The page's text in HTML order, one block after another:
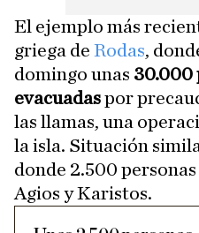
El ejemplo más
griega de Rodas,
domingo unas 30.000
evacuadaspor
las llamas, una
la isla. Situación
donde 2.500
Agios y Karistos.